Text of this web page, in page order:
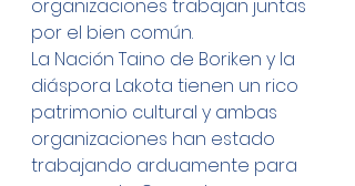
organizaciones trabajan juntas
por el bien común.
La Nación Taino de Boriken y la
diáspora Lakota tienen un rico
patrimonio cultural y ambas
organizaciones han estado
trabajando arduamente para